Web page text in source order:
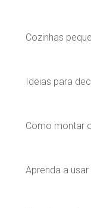
Cozinhas
Ideias para
Como montar
Aprenda a